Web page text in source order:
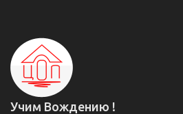
Учим Вождению !